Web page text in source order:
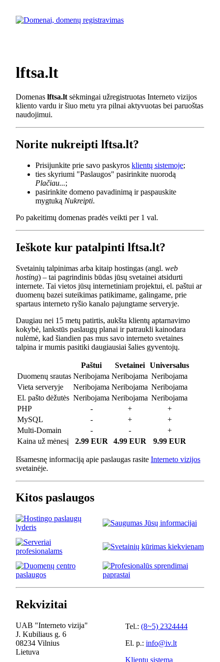
lftsa.lt
Domenas lftsa.lt sėkmingai užregistruotas Interneto vizijos
kliento vardu ir šiuo metu yra pilnai aktyvuotas bei paruoštas
naudojimui.
Norite nukreipti lftsa.lt?
Prisijunkite prie savo paskyros klientų sistemoje;
ties skyriumi "Paslaugos" pasirinkite nuorodą
Plačiau...;
pasirinkite domeno pavadinimą ir paspauskite
mygtuką Nukreipti.
Po pakeitimų domenas pradės veikti per 1 val.
Ieškote kur patalpinti lftsa.lt?
Svetainių talpinimas arba kitaip hostingas (angl. web
hosting) – tai pagrindinis būdas jūsų svetainei atsidurti
internete. Tai vietos jūsų internetiniam projektui, el. paštui ar
duomenų bazei suteikimas patikimame, galingame, prie
spartaus interneto ryšio kanalo pajungtame serveryje.
Daugiau nei 15 metų patirtis, aukšta klientų aptarnavimo
kokybė, lankstūs paslaugų planai ir patraukli kainodara
nulėmė, kad šiandien pas mus savo interneto svetaines
talpina ir mumis pasitiki daugiausiai šalies gyventojų.
Paštui Svetainei
Universalus
Duomenų srautas Neribojama Neribojama Neribojama
Vieta serveryje
Neribojama Neribojama Neribojama
El. pašto dėžutės Neribojama Neribojama Neribojama
PHP
- +
+
MySQL
- +
+
Multi-Domain
- -
+
Kaina už mėnesį
2.99 EUR 4.99 EUR 9.99 EUR
Išsamesnę informaciją apie paslaugas rasite Interneto vizijos
svetainėje.
Kitos paslaugos
Rekvizitai
UAB "Interneto vizija"
J. Kubiliaus g. 6
08234 Vilnius
Lietuva
Tel.: (8~5) 2324444
El. p.: info@iv.lt
Klientų sistema